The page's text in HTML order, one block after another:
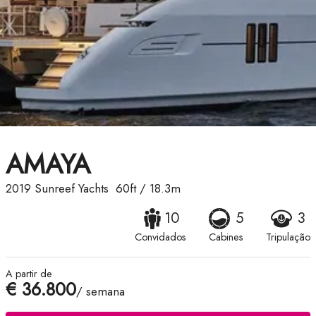
AMAYA
2019 Sunreef Yachts 60ft/ 18.3m
10
Convidados
5
Cabines
3
Tripulação
A partir de
€ 36.800/ semana